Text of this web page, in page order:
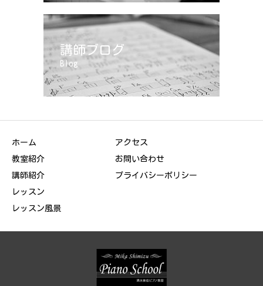
講師ブログ
Blog
ホーム
教室紹介
講師紹介
レッスン
レッスン風景
アクセス
お問い合わせ
プライバシーポリシー